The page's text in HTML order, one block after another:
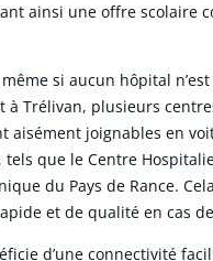
ainsi une offre scolaire
si aucun hôpital
à Trélivan, plusieurs
aisément joignables en
tels que le Centre
du Pays de Rance.
et de qualité en cas
d’une connectivité